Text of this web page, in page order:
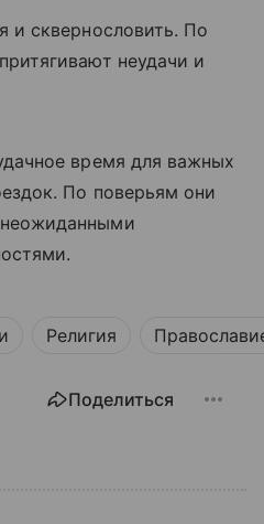
и сквернословить. По
неудачи и
время для важных
По поверьям они
Религия
Поделиться